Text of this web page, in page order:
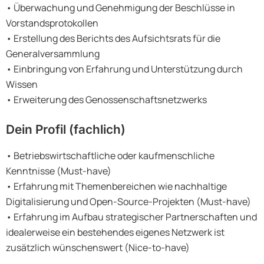
• Überwachung und Genehmigung der Beschlüsse in
Vorstandsprotokollen
• Erstellung des Berichts des Aufsichtsrats für die
Generalversammlung
• Einbringung von Erfahrung und Unterstützung durch
Wissen
• Erweiterung des Genossenschaftsnetzwerks
Dein Profil (fachlich)
• Betriebswirtschaftliche oder kaufmenschliche
Kenntnisse (Must-have)
• Erfahrung mit Themenbereichen wie nachhaltige
Digitalisierung und Open-Source-Projekten (Must-have)
• Erfahrung im Aufbau strategischer Partnerschaften und
idealerweise ein bestehendes eigenes Netzwerk ist
zusätzlich wünschenswert (Nice-to-have)